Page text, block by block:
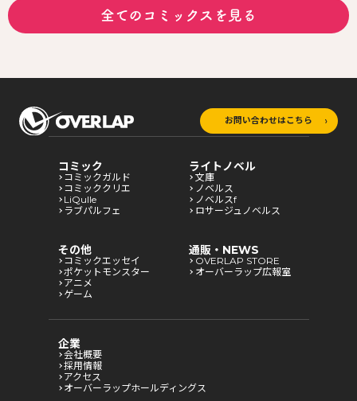
全てのコミックスを見る
お問い合わせはこちら
コミック
コミックガルド
コミッククリエ
LiQulle
ラブパルフェ
ライトノベル
文庫
ノベルス
ノベルスf
ロサージュノベルス
その他
コミックエッセイ
ポケットモンスター
アニメ
ゲーム
通販・NEWS
OVERLAP STORE
オーバーラップ広報室
企業
会社概要
採用情報
アクセス
オーバーラップホールディングス